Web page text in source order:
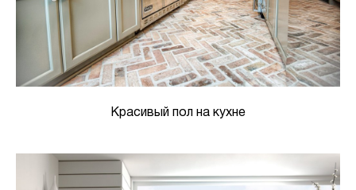
Красивый пол на кухне